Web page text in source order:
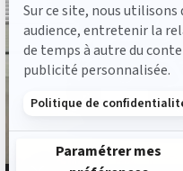
Sur ce site, nous
audience, entretenir la
de temps à autre du
publicité personnalisée.
Politique de
Paramétrer mes